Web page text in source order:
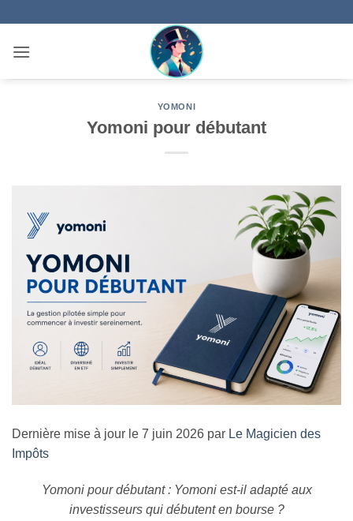
contenu
YOMONI
Yomoni pour débutant
Dernière mise à jour le 7 juin 2026 par Le Magicien des
Impôts
Yomoni pour débutant : Yomoni est-il adapté aux
investisseurs qui débutent en bourse ?